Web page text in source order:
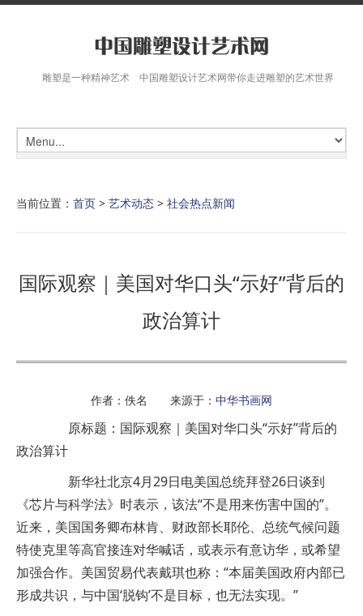
雕塑是一种精神艺术 中国雕塑设计艺术网带你走进雕塑的艺术世界
当前位置： 首页 > 艺术动态 > 社会热点新闻
国际观察｜美国对华口头“示好”背后的
政治算计
作者：佚名 来源于： 中华书画网
原标题：国际观察｜美国对华口头“示好”背后的
政治算计
新华社北京4月29日电美国总统拜登26日谈到
《芯片与科学法》时表示，该法“不是用来伤害中国的”。
近来，美国国务卿布林肯、财政部长耶伦、总统气候问题
特使克里等高官接连对华喊话，或表示有意访华，或希望
加强合作。美国贸易代表戴琪也称：“本届美国政府内部已
形成共识，与中国‘脱钩’不是目标，也无法实现。”